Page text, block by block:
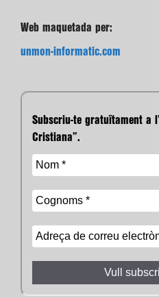
Web maquetada per:
unmon-informatic.com
Subscriu-te gratuïtament a
Cristiana”.